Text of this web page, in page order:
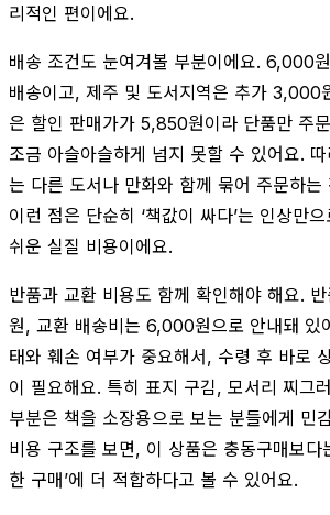
리적인 편이에요.
배송 조건도 눈여겨볼 부분이에요. 6,000
배송이고, 제주 및 도서지역은 추가 3,000
은 할인 판매가가 5,850원이라 단품만 주
조금 아슬아슬하게 넘지 못할 수 있어요.
는 다른 도서나 만화와 함께 묶어 주문하는
이런 점은 단순히 ‘책값이 싸다’는 인상만
쉬운 실질 비용이에요.
반품과 교환 비용도 함께 확인해야 해요.
원, 교환 배송비는 6,000원으로 안내돼 있
태와 훼손 여부가 중요해서, 수령 후 바로
이 필요해요. 특히 표지 구김, 모서리 찌그
부분은 책을 소장용으로 보는 분들에게 민
비용 구조를 보면, 이 상품은 충동구매보다
한 구매’에 더 적합하다고 볼 수 있어요.